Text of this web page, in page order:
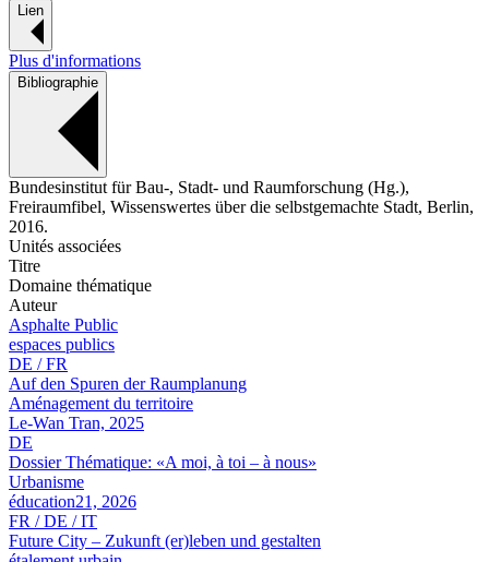
Lien
Plus d'informations
Bibliographie
Bundesinstitut für Bau-, Stadt- und Raumforschung (Hg.),
Freiraumfibel, Wissenswertes über die selbstgemachte Stadt, Berlin,
2016.
Unités associées
Titre
Domaine thématique
Auteur
Asphalte Public
espaces publics
DE / FR
Auf den Spuren der Raumplanung
Aménagement du territoire
Le-Wan Tran, 2025
DE
Dossier Thématique: «A moi, à toi – à nous»
Urbanisme
éducation21, 2026
FR / DE / IT
Future City – Zukunft (er)leben und gestalten